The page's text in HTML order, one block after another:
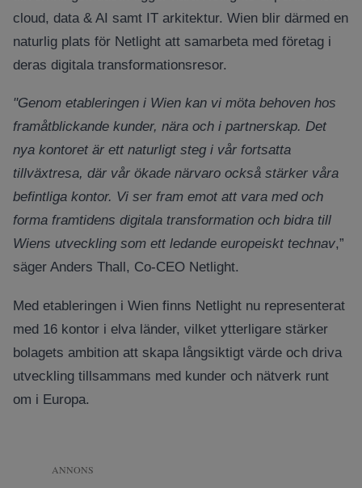
cloud, data & AI samt IT arkitektur. Wien blir därmed en
naturlig plats för Netlight att samarbeta med företag i
deras digitala transformationsresor.
"Genom etableringen i Wien kan vi möta behoven hos
framåtblickande kunder, nära och i partnerskap. Det
nya kontoret är ett naturligt steg i vår fortsatta
tillväxtresa, där vår ökade närvaro också stärker våra
befintliga kontor. Vi ser fram emot att vara med och
forma framtidens digitala transformation och bidra till
Wiens utveckling som ett ledande europeiskt technav,”
säger Anders Thall, Co-CEO Netlight.
Med etableringen i Wien finns Netlight nu representerat
med 16 kontor i elva länder, vilket ytterligare stärker
bolagets ambition att skapa långsiktigt värde och driva
utveckling tillsammans med kunder och nätverk runt
om i Europa.
ANNONS